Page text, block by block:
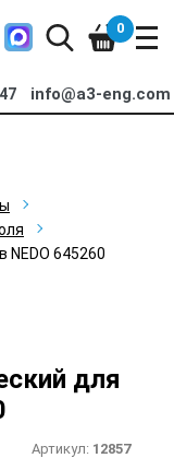
info@a3-eng.com
0
NEDO 645260
для
Артикул: 12857